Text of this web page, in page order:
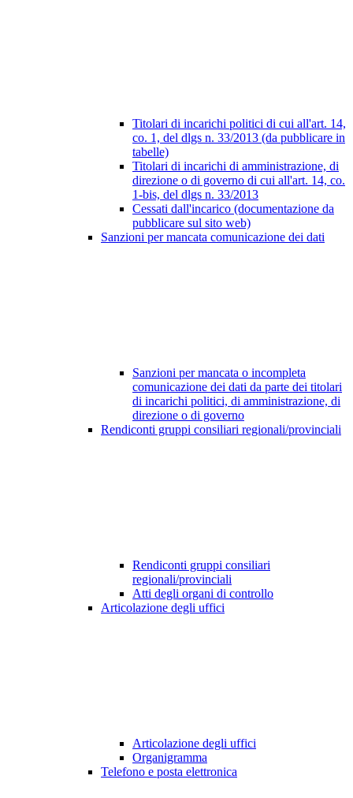
Titolari di incarichi politici di cui all'art. 14,
co. 1, del dlgs n. 33/2013 (da pubblicare in
tabelle)
Titolari di incarichi di amministrazione, di
direzione o di governo di cui all'art. 14, co.
1-bis, del dlgs n. 33/2013
Cessati dall'incarico (documentazione da
pubblicare sul sito web)
Sanzioni per mancata comunicazione dei dati
Sanzioni per mancata o incompleta
comunicazione dei dati da parte dei titolari
di incarichi politici, di amministrazione, di
direzione o di governo
Rendiconti gruppi consiliari regionali/provinciali
Rendiconti gruppi consiliari
regionali/provinciali
Atti degli organi di controllo
Articolazione degli uffici
Articolazione degli uffici
Organigramma
Telefono e posta elettronica